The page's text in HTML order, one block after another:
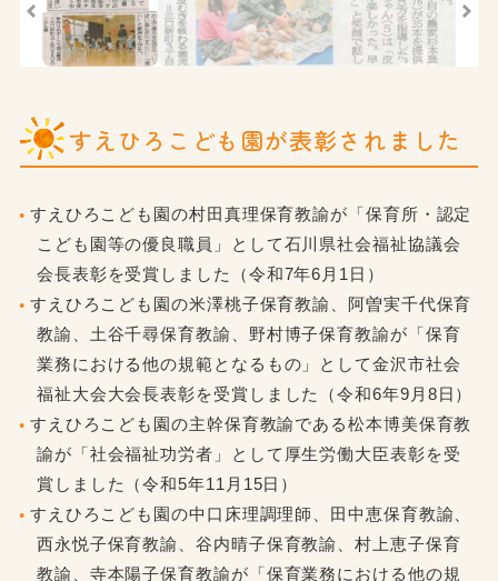
すえひろこども園が表彰されました
すえひろこども園の村田真理保育教諭が「保育所・認定
こども園等の優良職員」として石川県社会福祉協議会
会長表彰を受賞しました（令和7年6月1日）
すえひろこども園の米澤桃子保育教諭、阿曽実千代保育
教諭、土谷千尋保育教諭、野村博子保育教諭が「保育
業務における他の規範となるもの」として金沢市社会
福祉大会大会長表彰を受賞しました（令和6年9月8日）
すえひろこども園の主幹保育教諭である松本博美保育教
諭が「社会福祉功労者」として厚生労働大臣表彰を受
賞しました（令和5年11月15日）
すえひろこども園の中口床理調理師、田中恵保育教諭、
西永悦子保育教諭、谷内晴子保育教諭、村上恵子保育
教諭、寺本陽子保育教諭が「保育業務における他の規